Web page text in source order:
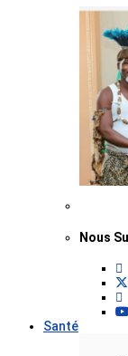
Nous
Santé